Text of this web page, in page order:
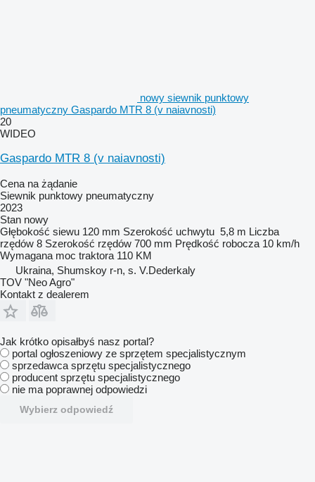
nowy siewnik punktowy
pneumatyczny Gaspardo MTR 8 (v naiavnosti)
20
WIDEO
Gaspardo MTR 8 (v naiavnosti)
Cena na żądanie
Siewnik punktowy pneumatyczny
2023
Stan nowy
Głębokość siewu 120 mm Szerokość uchwytu 5,8 m Liczba
rzędów 8 Szerokość rzędów 700 mm Prędkość robocza 10 km/h
Wymagana moc traktora 110 KM
Ukraina, Shumskoy r-n, s. V.Dederkaly
TOV "Neo Agro"
Kontakt z dealerem
Jak krótko opisałbyś nasz portal?
portal ogłoszeniowy ze sprzętem specjalistycznym
sprzedawca sprzętu specjalistycznego
producent sprzętu specjalistycznego
nie ma poprawnej odpowiedzi
Wybierz odpowiedź